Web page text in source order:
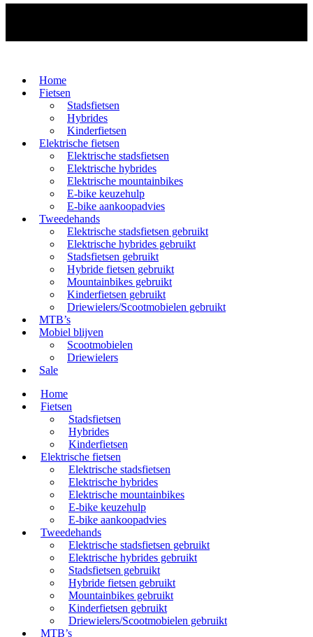
Home
Fietsen
Stadsfietsen
Hybrides
Kinderfietsen
Elektrische fietsen
Elektrische stadsfietsen
Elektrische hybrides
Elektrische mountainbikes
E-bike keuzehulp
E-bike aankoopadvies
Tweedehands
Elektrische stadsfietsen gebruikt
Elektrische hybrides gebruikt
Stadsfietsen gebruikt
Hybride fietsen gebruikt
Mountainbikes gebruikt
Kinderfietsen gebruikt
Driewielers/Scootmobielen gebruikt
MTB’s
Mobiel blijven
Scootmobielen
Driewielers
Sale
Home
Fietsen
Stadsfietsen
Hybrides
Kinderfietsen
Elektrische fietsen
Elektrische stadsfietsen
Elektrische hybrides
Elektrische mountainbikes
E-bike keuzehulp
E-bike aankoopadvies
Tweedehands
Elektrische stadsfietsen gebruikt
Elektrische hybrides gebruikt
Stadsfietsen gebruikt
Hybride fietsen gebruikt
Mountainbikes gebruikt
Kinderfietsen gebruikt
Driewielers/Scootmobielen gebruikt
MTB’s